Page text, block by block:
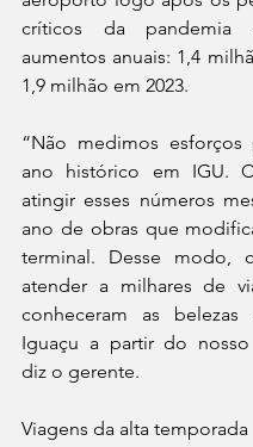
críticos da pandemia
aumentos anuais: 1,4
1,9 milhão em 2023.
“Não medimos
ano histórico em IGU.
atingir esses números
ano de obras que
terminal. Desse modo,
atender a milhares de
conheceram as
Iguaçu a partir do nosso
diz o gerente.
Viagens da alta temporada